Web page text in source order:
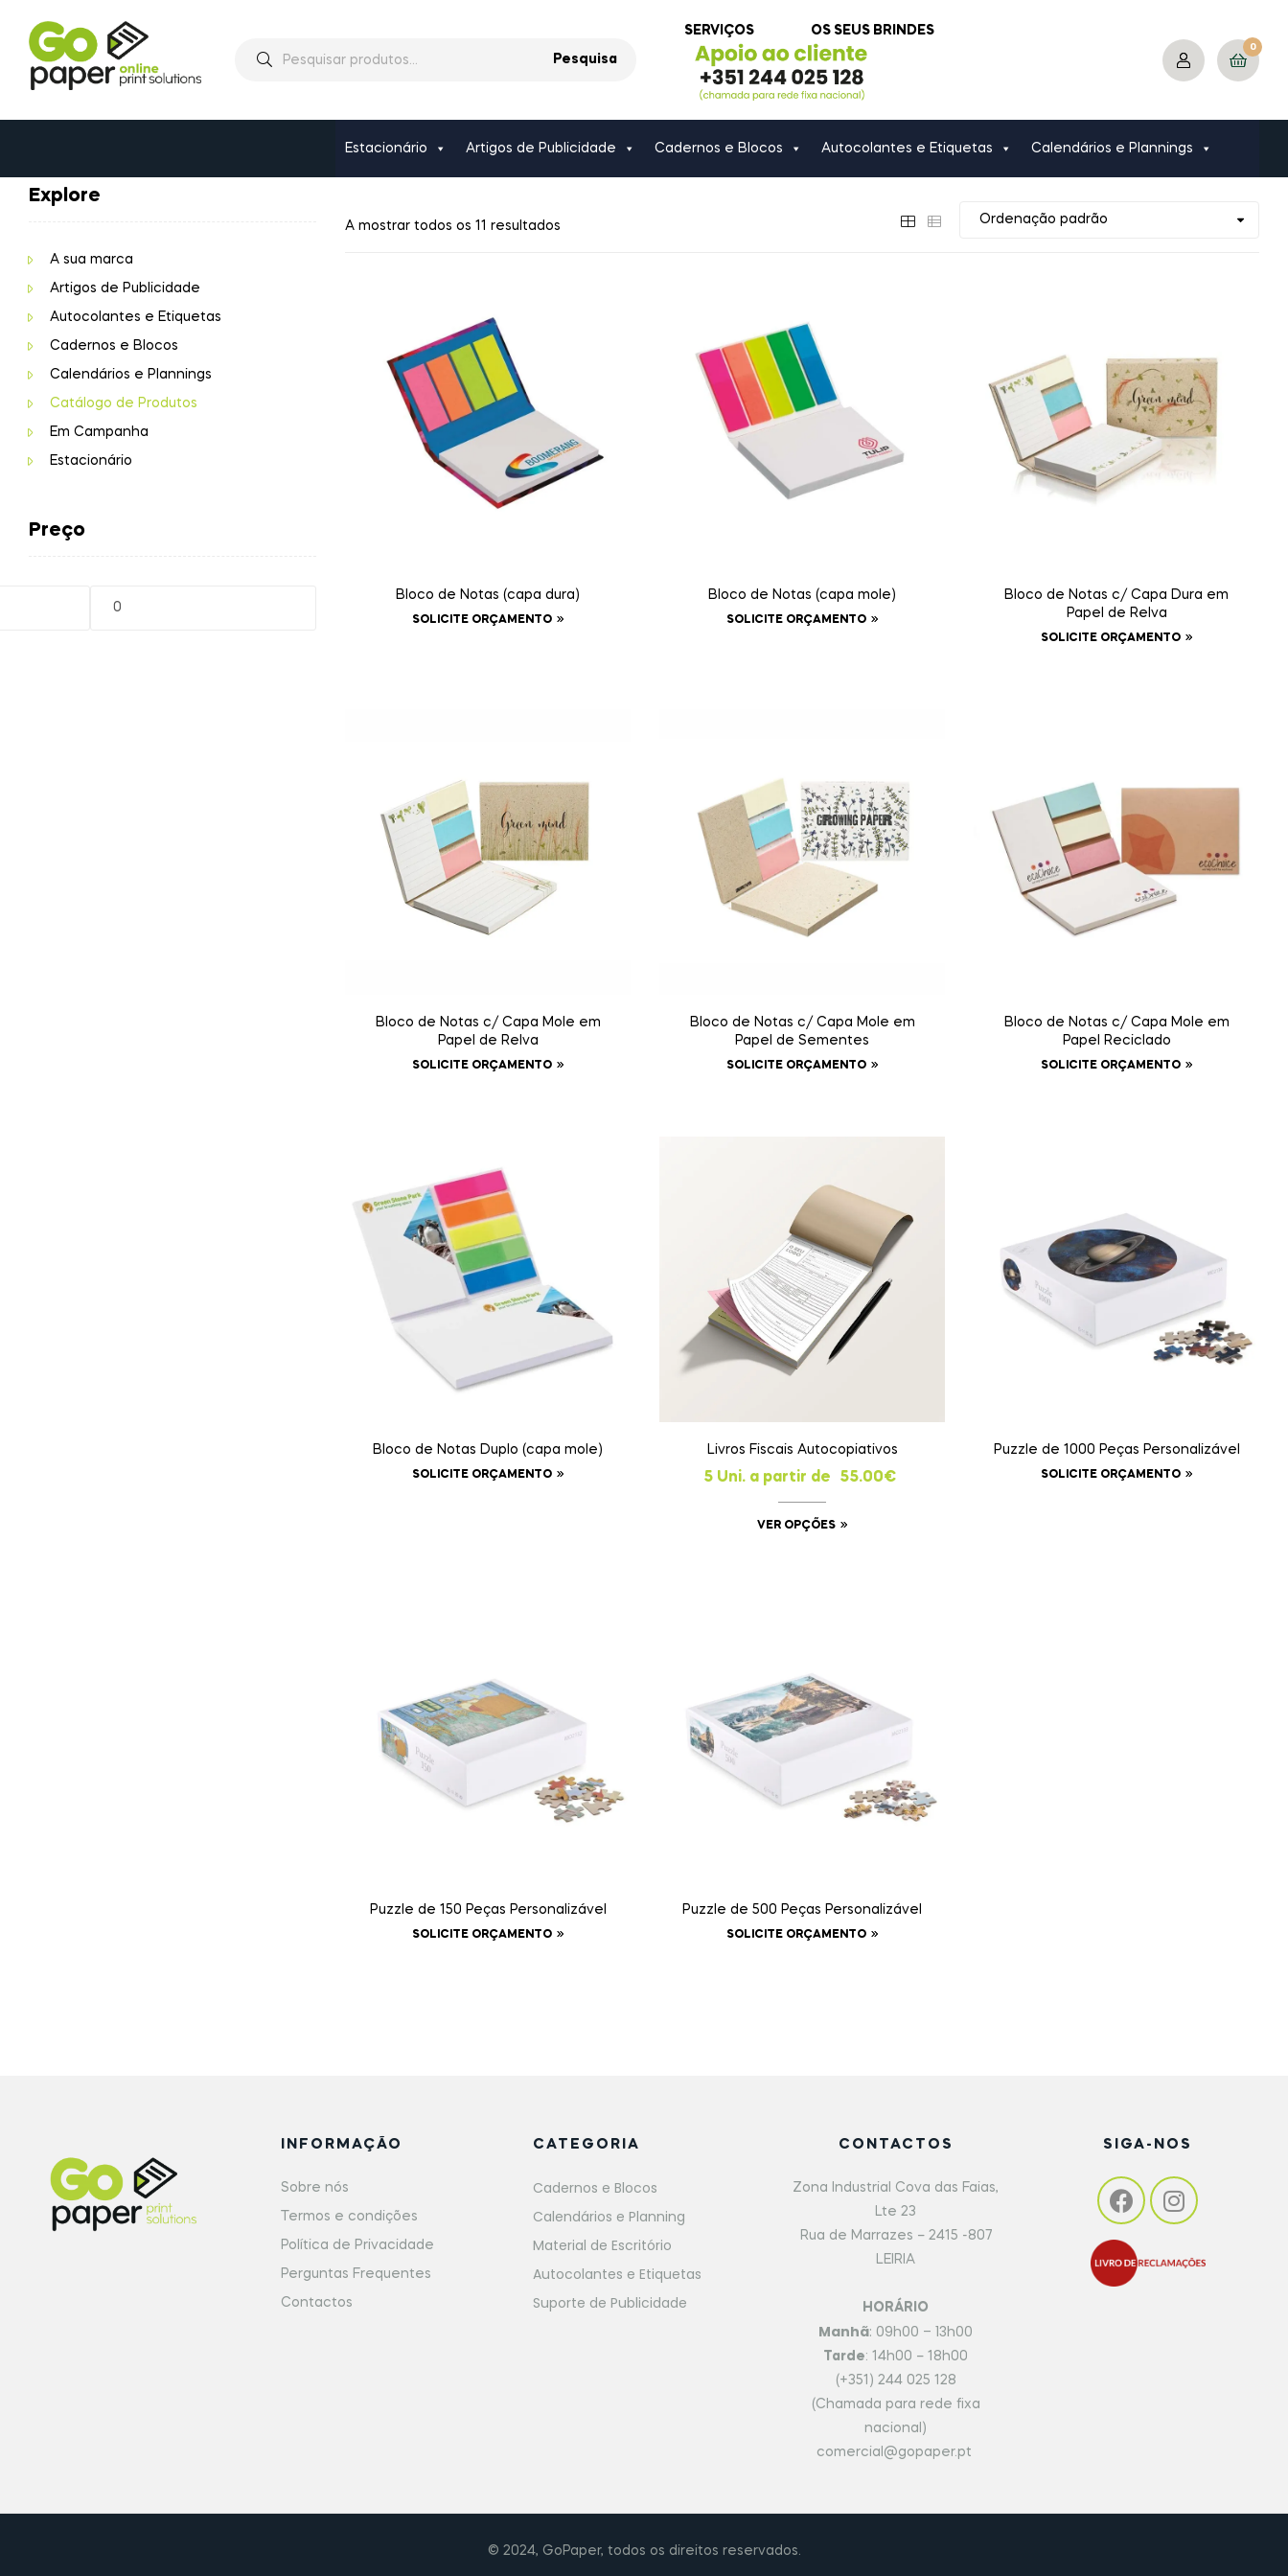
Pesquisa
SERVIÇOS OS SEUS BRINDES
0
Estacionário Artigos de Publicidade Cadernos e Blocos Autocolantes e Etiquetas Calendários e Plannings
A mostrar todos os 11 resultados
Bloco de Notas (capa dura)
SOLICITE ORÇAMENTO
Bloco de Notas (capa mole)
SOLICITE ORÇAMENTO
Bloco de Notas c/ Capa Dura em
Papel de Relva
SOLICITE ORÇAMENTO
Bloco de Notas c/ Capa Mole em
Papel de Relva
SOLICITE ORÇAMENTO
Bloco de Notas c/ Capa Mole em
Papel de Sementes
SOLICITE ORÇAMENTO
Bloco de Notas c/ Capa Mole em
Papel Reciclado
SOLICITE ORÇAMENTO
Bloco de Notas Duplo (capa mole)
SOLICITE ORÇAMENTO
Livros Fiscais Autocopiativos
5 Uni. a partir de 55.00€
VER OPÇÕES
Puzzle de 1000 Peças Personalizável
SOLICITE ORÇAMENTO
Puzzle de 150 Peças Personalizável
SOLICITE ORÇAMENTO
Puzzle de 500 Peças Personalizável
SOLICITE ORÇAMENTO
Explore
A sua marca
Artigos de Publicidade
Autocolantes e Etiquetas
Cadernos e Blocos
Calendários e Plannings
Catálogo de Produtos
Em Campanha
Estacionário
Preço
INFORMAÇÃO
Sobre nós
Termos e condições
Política de Privacidade
Perguntas Frequentes
Contactos
CATEGORIA
Cadernos e Blocos
Calendários e Planning
Material de Escritório
Autocolantes e Etiquetas
Suporte de Publicidade
CONTACTOS
Zona Industrial Cova das Faias,
Lte 23
Rua de Marrazes – 2415 -807
LEIRIA
HORÁRIO
Manhã: 09h00 – 13h00
Tarde: 14h00 – 18h00
(+351) 244 025 128
(Chamada para rede fixa
nacional)
comercial@gopaper.pt
SIGA-NOS
© 2024, GoPaper, todos os direitos reservados.